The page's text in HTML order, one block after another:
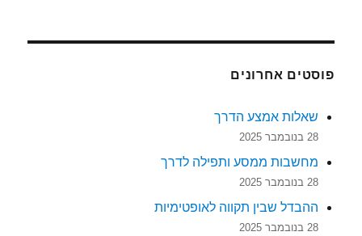
פוסטים אחרונים
שאלות אמצע הדרך
28 בנובמבר 2025
מחשבות ממסע ותפילה לדרך
28 בנובמבר 2025
ההבדל שבין תקווה לאופטימיות
28 בנובמבר 2025